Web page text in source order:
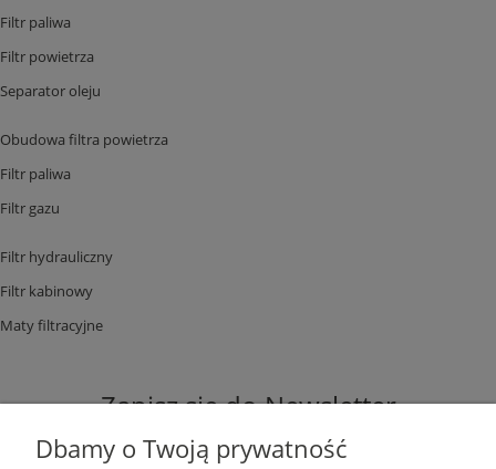
Filtr paliwa
Filtr powietrza
Separator oleju
Obudowa filtra powietrza
Filtr paliwa
Filtr gazu
Filtr hydrauliczny
Filtr kabinowy
Maty filtracyjne
Zapisz się do Newsletter
Dbamy o Twoją prywatność